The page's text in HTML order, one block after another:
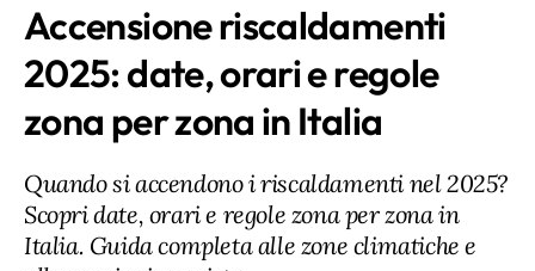
Accensione riscaldamenti
2025: date, orari e regole
zona per zona in Italia
Quando si accendono i riscaldamenti nel 2025?
Scopri date, orari e regole zona per zona in
Italia. Guida completa alle zone climatiche e